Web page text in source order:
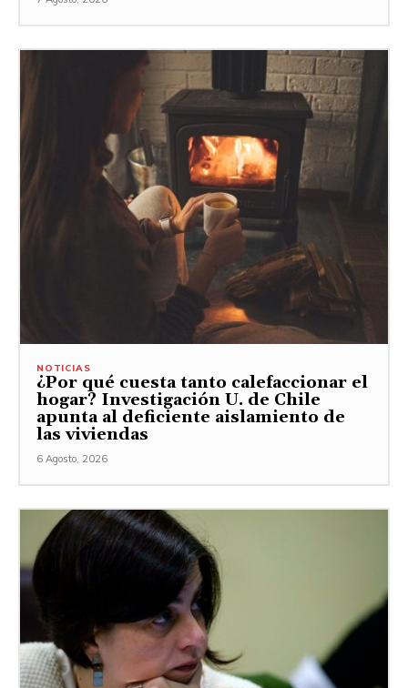
NOTICIAS
¿Por qué cuesta tanto calefaccionar el
hogar? Investigación U. de Chile
apunta al deficiente aislamiento de
las viviendas
6 Agosto, 2026